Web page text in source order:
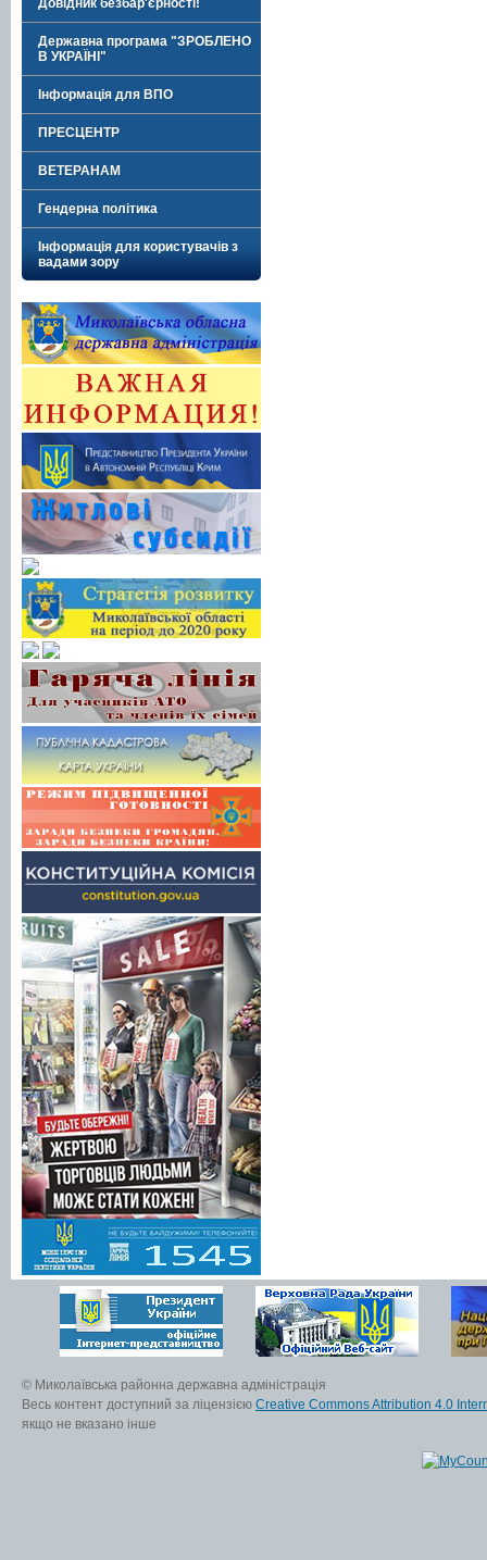
Довідник безбар'єрності!
Державна програма "ЗРОБЛЕНО
В УКРАЇНІ"
Інформація для ВПО
ПРЕСЦЕНТР
ВЕТЕРАНАМ
Гендерна політика
Інформація для користувачів з
вадами зору
© Миколаївська районна державна адміністрація
Весь контент доступний за ліцензією Creative Commons Attribution 4.0
якщо не вказано інше